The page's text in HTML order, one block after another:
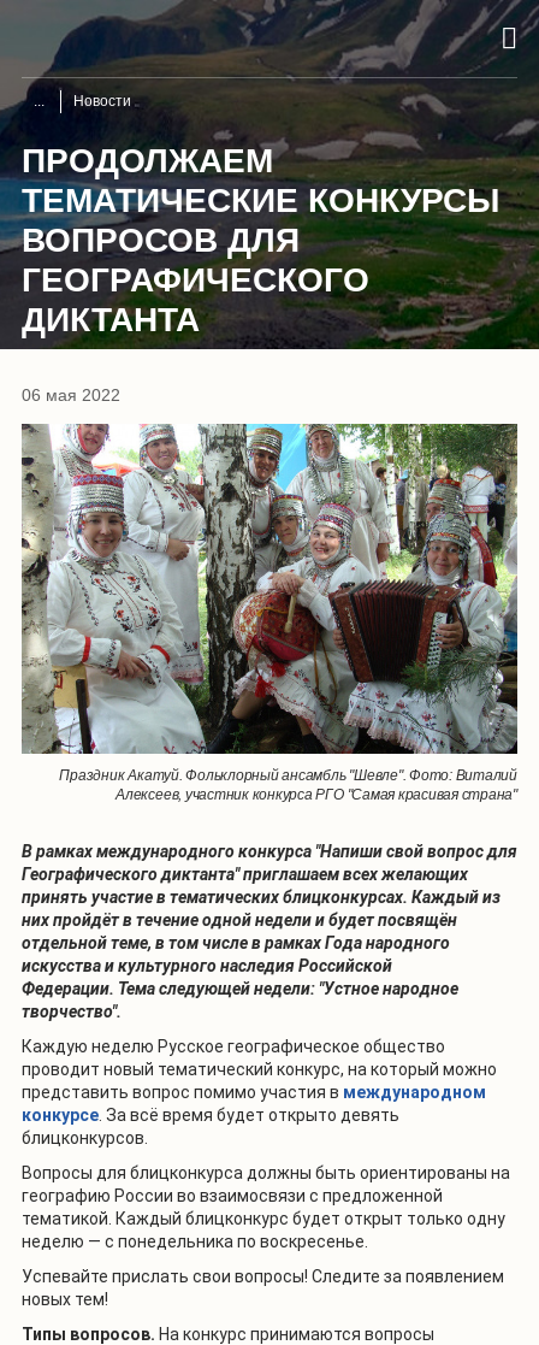
Новости
ПРОДОЛЖАЕМ
ТЕМАТИЧЕСКИЕ КОНКУРСЫ
ВОПРОСОВ ДЛЯ
ГЕОГРАФИЧЕСКОГО
ДИКТАНТА
06 мая 2022
Праздник Акатуй. Фольклорный ансамбль "Шевле". Фото: Виталий
Алексеев, участник конкурса РГО "Самая красивая страна"
В рамках международного конкурса "Напиши свой вопрос для
Географического диктанта" приглашаем всех желающих
принять участие в тематических блицконкурсах. Каждый из
них пройдёт в течение одной недели и будет посвящён
отдельной теме, в том числе в рамках Года народного
искусства и культурного наследия Российской
Федерации. Тема следующей недели: "Устное народное
творчество".
Каждую неделю Русское географическое общество
проводит новый тематический конкурс, на который можно
представить вопрос помимо участия в международном
конкурсе . За всё время будет открыто девять
блицконкурсов.
Вопросы для блицконкурса должны быть ориентированы на
географию России во взаимосвязи с предложенной
тематикой. Каждый блицконкурс будет открыт только одну
неделю — с понедельника по воскресенье.
Успевайте прислать свои вопросы! Следите за появлением
новых тем!
Типы вопросов. На конкурс принимаются вопросы